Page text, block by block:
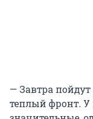
— Завтра
теплый фронт. У